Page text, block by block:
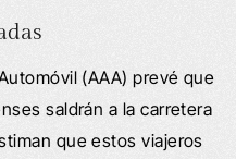
(AAA) prevé que
saldrán a la carretera
que estos viajeros